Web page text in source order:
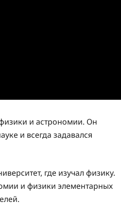
и астрономии. Он
и всегда задавался
где изучал физику.
и физики элементарных